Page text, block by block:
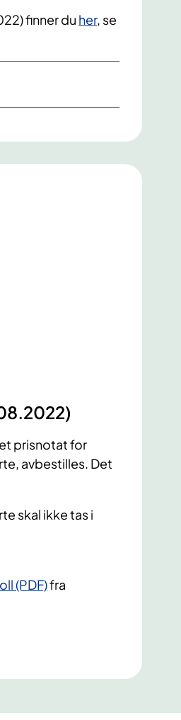
finner du her, se
prisnotat for
avbestilles. Det
skal ikke tas i
(PDF)fra